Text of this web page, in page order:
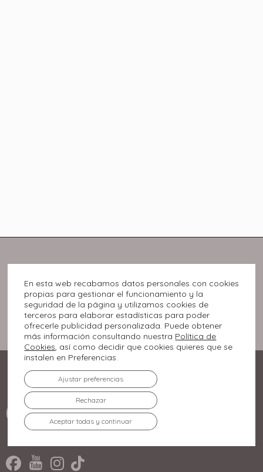
En esta web recabamos datos personales con cookies
propias para gestionar el funcionamiento y la
seguridad de la página y utilizamos cookies de
terceros para elaborar estadísticas para poder
ofrecerle publicidad personalizada. Puede obtener
más información consultando nuestra Política de
Cookies, así como decidir que cookies quieres que se
instalen en Preferencias.
Aceptar todas y continuar
Rechazar
Ajustar preferencias